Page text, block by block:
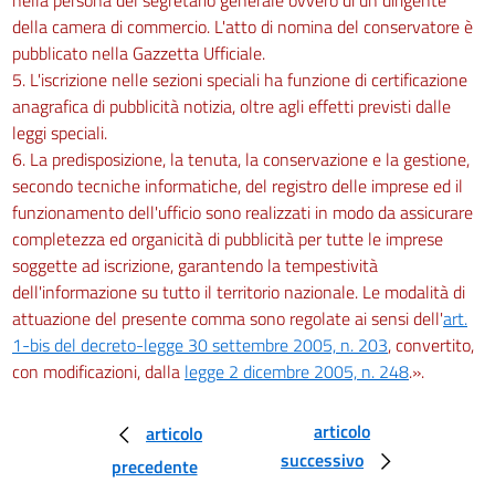
della camera di commercio. L'atto di nomina del conservatore è
pubblicato nella Gazzetta Ufficiale.
5. L'iscrizione nelle sezioni speciali ha funzione di certificazione
anagrafica di pubblicità notizia, oltre agli effetti previsti dalle
leggi speciali.
6. La predisposizione, la tenuta, la conservazione e la gestione,
secondo tecniche informatiche, del registro delle imprese ed il
funzionamento dell'ufficio sono realizzati in modo da assicurare
completezza ed organicità di pubblicità per tutte le imprese
soggette ad iscrizione, garantendo la tempestività
dell'informazione su tutto il territorio nazionale. Le modalità di
attuazione del presente comma sono regolate ai sensi dell'art.
1-bis del decreto-legge 30 settembre 2005, n. 203, convertito,
con modificazioni, dalla legge 2 dicembre 2005, n. 248.».
articolo
precedente
articolo
successivo